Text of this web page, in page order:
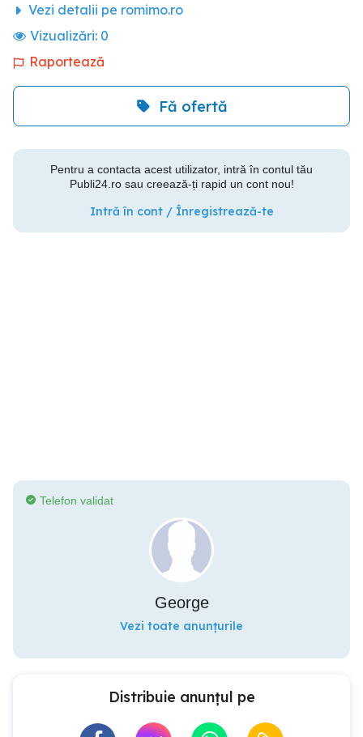
Vezi detalii pe romimo.ro
Vizualizări: 0
Raportează
Fă ofertă
Pentru a contacta acest utilizator, intră în contul tău
Publi24.ro sau creează-ți rapid un cont nou!
Intră în cont / Înregistrează-te
Telefon validat
George
Vezi toate anunțurile
Distribuie anunțul pe